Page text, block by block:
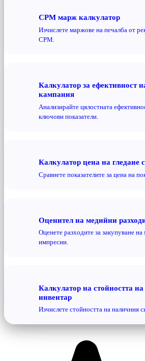
CPM марж калкулатор
Изчислете маржове на печалба от
CPM.
Калкулатор за ефективност
кампания
Анализирайте цялостната
ключови показатели.
Калкулатор цена на гледане
Сравнете показателите за цена на
Оценител на медийни
Оценете разходите за закупуване
импресии.
Калкулатор на стойността
инвентар
Изчислете стойността на наличния